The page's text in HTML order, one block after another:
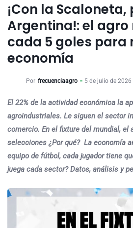
¡Con la Scaloneta,
Argentina!: el agro
cada 5 goles para
economía
Por frecuenciaagro 5 de julio de 2026
El 22% de la actividad económica la
agroindustriales. Le siguen el sector
comercio. En el fixture del mundial, el
selecciones ¿Por qué? La economía
equipo de fútbol, cada jugador tiene
juega cada sector? Datos, análisis y